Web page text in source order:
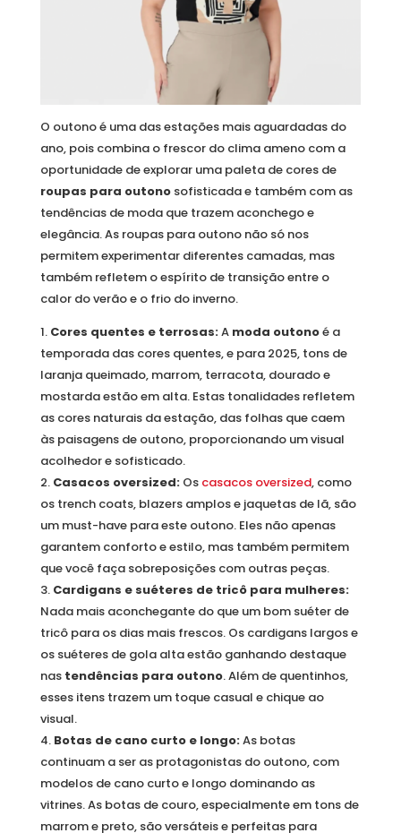
O outono é uma das estações mais aguardadas do
ano, pois combina o frescor do clima ameno com a
oportunidade de explorar uma paleta de cores de
roupas para outonosofisticada e também com as
tendências de moda que trazem aconchego e
elegância. As roupas para outono não só nos
permitem experimentar diferentes camadas, mas
também refletem o espírito de transição entre o
calor do verão e o frio do inverno.
Cores quentes e terrosas:A moda outonoé a
temporada das cores quentes, e para 2025, tons de
laranja queimado, marrom, terracota, dourado e
mostarda estão em alta. Estas tonalidades refletem
as cores naturais da estação, das folhas que caem
às paisagens de outono, proporcionando um visual
acolhedor e sofisticado.
Casacos oversized:Os casacos oversized, como
os trench coats, blazers amplos e jaquetas de lã, são
um must-have para este outono. Eles não apenas
garantem conforto e estilo, mas também permitem
que você faça sobreposições com outras peças.
Cardigans e suéteres de tricô para mulheres:
Nada mais aconchegante do que um bom suéter de
tricô para os dias mais frescos. Os cardigans largos e
os suéteres de gola alta estão ganhando destaque
nas tendências para outono. Além de quentinhos,
esses itens trazem um toque casual e chique ao
visual.
Botas de cano curto e longo:As botas
continuam a ser as protagonistas do outono, com
modelos de cano curto e longo dominando as
vitrines. As botas de couro, especialmente em tons de
marrom e preto, são versáteis e perfeitas para